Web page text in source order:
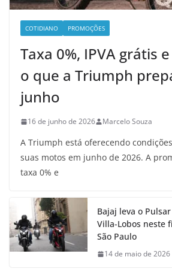
COTIDIANO PROMOÇÕES
Taxa 0%, IPVA grátis
o que a Triumph
junho
16 de junho de 2026 Marcelo Souza
A Triumph está oferecendo
suas motos em junho de 2026. A
taxa 0% e
Bajaj leva o
Villa-Lobos neste
São Paulo
14 de maio de 2026